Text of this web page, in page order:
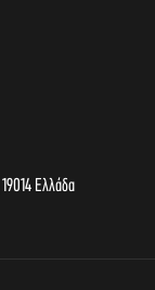
19014Ελλάδα